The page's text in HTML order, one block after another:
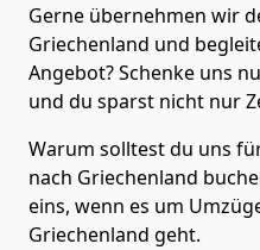
Gerne übernehmen wir
Griechenland und
Angebot? Schenke uns
und du sparst nicht nur
Warum solltest du uns
nach Griechenland
eins, wenn es um
Griechenland geht.